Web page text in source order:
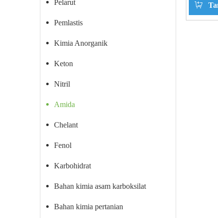
Pelarut
Pemlastis
Kimia Anorganik
Keton
Nitril
Amida
Chelant
Fenol
Karbohidrat
Bahan kimia asam karboksilat
Bahan kimia pertanian